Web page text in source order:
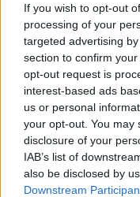
If you wish to opt-out
processing of your
targeted advertising
section to confirm
opt-out request is
interest-based ads
us or personal
your opt-out. You may
disclosure of your
IAB’s list of
also be disclosed by
Downstream
Amarezza
Colpa & merito
Vento
​LA PANCHINA ROSSA
Ospedali del cuore
Coraçào
Charlie
Il telefono del vento
Testamento & Commiato
Poeta
​La colpa - Memorie del
Autunno